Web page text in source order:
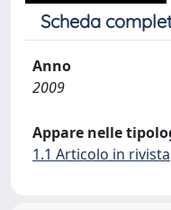
Scheda
Anno
2009
Appare nelle
1.1 Articolo in rivista